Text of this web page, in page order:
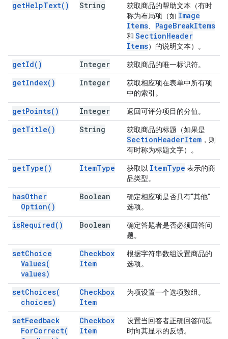
getHelpText( ) String
获取商品的帮助文本（有时
称为布局项（如 Image
Items
PageBreakItems
和 SectionHeader
Items）的说明文本）。
getId( ) Integer 获取商品的唯一标识符。
getIndex( ) Integer
获取相应项在表单中所有项
中的索引。
getPoints( ) Integer 返回可评分项目的分值。
getTitle( ) String 获取商品的标题（如果是
SectionHeaderItem ，则
有时称为标题文字）。
getType( ) ItemType 获取以 ItemType 表示的商
品类型。
hasOther
Option( )
Boolean
确定相应项是否具有“其他”
选项。
isRequired( ) Boolean
确定答题者是否必须回答问
题。
setChoice
Values(
values)
Checkbox
Item
根据字符串数组设置商品的
选项。
setChoices(
choices)
Checkbox
Item
为项设置一个选项数组。
setFeedback
ForCorrect(
Checkbox
Item
设置当回答者正确回答问题
时向其显示的反馈。